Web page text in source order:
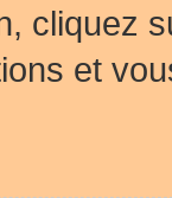
cliquez
et